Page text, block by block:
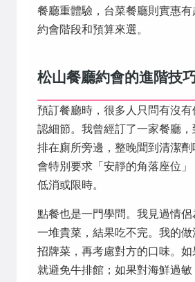
餐廳重體驗，台菜餐廳則實惠
約會階段和預算來選。
松山餐廳約會的進階技
預訂餐廳時，很多人只問有沒
認細節。我曾經訂了一家餐廳
排在廁所旁邊，整晚聞到清潔
會特別要求「安靜的角落座位
低消或限時。
點餐也是一門學問。我見過情
一堆貴菜，結果吃不完。我的
招牌菜，再考慮對方的口味。如
就避免牛排館；如果對海鮮過